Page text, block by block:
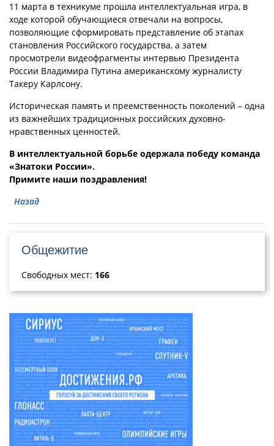
11 марта в техникуме прошла интеллектуальная игра, в
ходе которой обучающиеся отвечали на вопросы,
позволяющие сформировать представление об этапах
становления Российского государства, а затем
просмотрели видеофрагменты интервью Президента
России Владимира Путина американскому журналисту
Такеру Карлсону.
Историческая память и преемственность поколений – одна
из важнейших традиционных российских духовно-
нравственных ценностей.
В интеллектуальной борьбе одержала победу команда
«Знатоки России».
Примите наши поздравления!
Назад
Общежитие
Свободных мест: 166